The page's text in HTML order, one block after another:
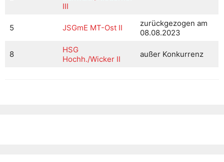
III
5 JSGmE MT-Ost II
zurückgezogen am
08.08.2023
8
HSG
Hochh./Wicker II
außer Konkurrenz